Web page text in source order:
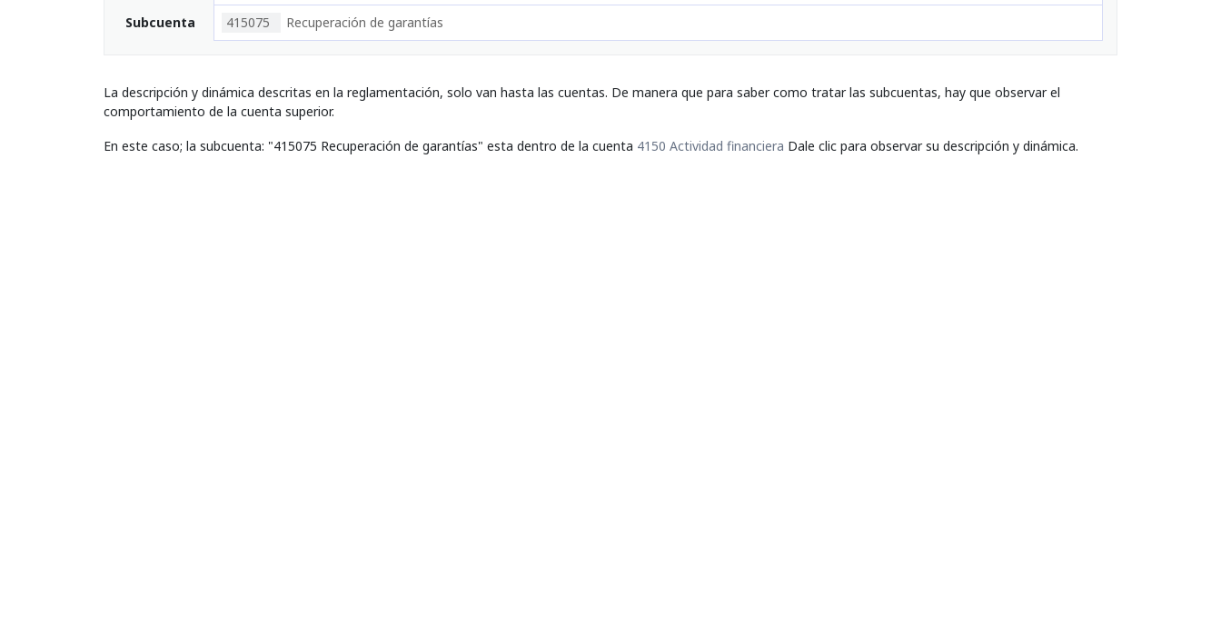
Subcuenta 415075 Recuperación de garantías
La descripción y dinámica descritas en la reglamentación, solo van hasta las cuentas. De manera que para saber como tratar las subcuentas, hay que observar el
comportamiento de la cuenta superior.
En este caso; la subcuenta: "415075 Recuperación de garantías" esta dentro de la cuenta 4150 Actividad financiera Dale clic para observar su descripción y dinámica.